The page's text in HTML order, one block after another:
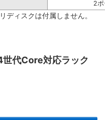
2
ディスクは付属しません。
代Core対応ラック